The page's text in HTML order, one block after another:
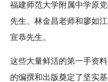
福建师范大学附属中学原
先生、林金昌老师和廖如
宣恭先生。
这些大量鲜活的第一手资
的编撰和出版奠定了坚实基